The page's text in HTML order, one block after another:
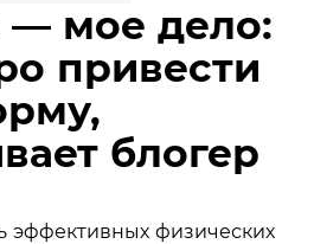
— мое дело:
привести
блогер
эффективных физических